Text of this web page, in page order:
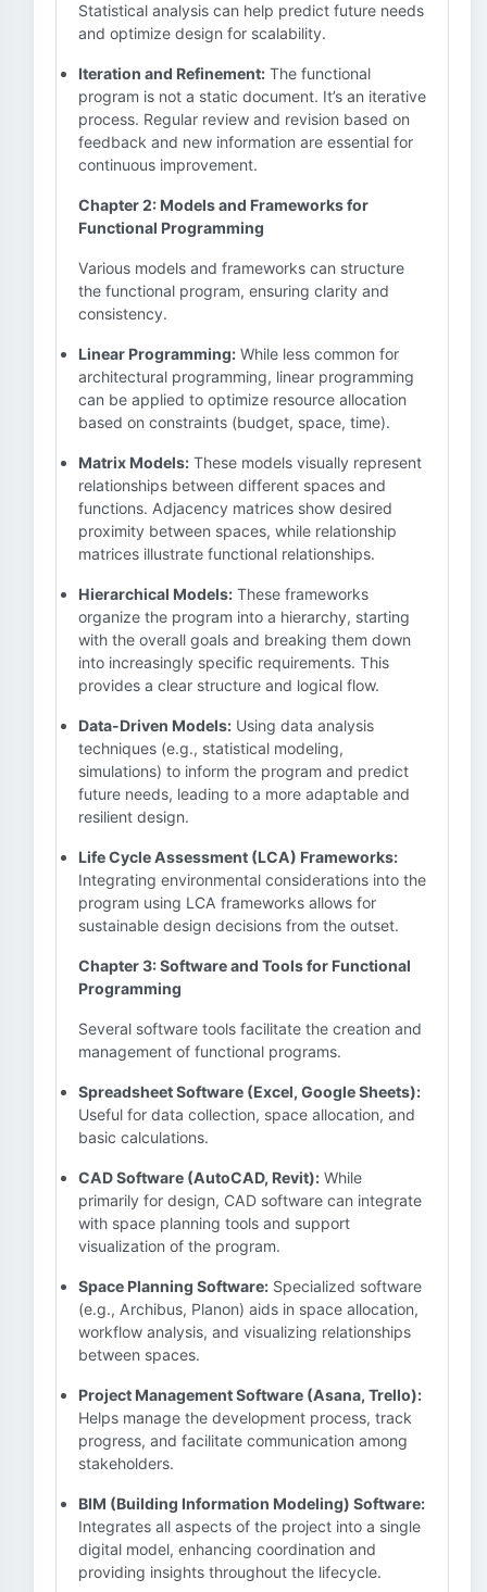
Statistical analysis can help predict future needs
and optimize design for scalability.
Iteration and Refinement: The functional
program is not a static document. It’s an iterative
process. Regular review and revision based on
feedback and new information are essential for
continuous improvement.
Chapter 2: Models and Frameworks for
Functional Programming
Various models and frameworks can structure
the functional program, ensuring clarity and
consistency.
Linear Programming: While less common for
architectural programming, linear programming
can be applied to optimize resource allocation
based on constraints (budget, space, time).
Matrix Models: These models visually represent
relationships between different spaces and
functions. Adjacency matrices show desired
proximity between spaces, while relationship
matrices illustrate functional relationships.
Hierarchical Models: These frameworks
organize the program into a hierarchy, starting
with the overall goals and breaking them down
into increasingly specific requirements. This
provides a clear structure and logical flow.
Data-Driven Models: Using data analysis
techniques (e.g., statistical modeling,
simulations) to inform the program and predict
future needs, leading to a more adaptable and
resilient design.
Life Cycle Assessment (LCA) Frameworks:
Integrating environmental considerations into the
program using LCA frameworks allows for
sustainable design decisions from the outset.
Chapter 3: Software and Tools for Functional
Programming
Several software tools facilitate the creation and
management of functional programs.
Spreadsheet Software (Excel, Google Sheets):
Useful for data collection, space allocation, and
basic calculations.
CAD Software (AutoCAD, Revit): While
primarily for design, CAD software can integrate
with space planning tools and support
visualization of the program.
Space Planning Software: Specialized software
(e.g., Archibus, Planon) aids in space allocation,
workflow analysis, and visualizing relationships
between spaces.
Project Management Software (Asana, Trello):
Helps manage the development process, track
progress, and facilitate communication among
stakeholders.
BIM (Building Information Modeling) Software:
Integrates all aspects of the project into a single
digital model, enhancing coordination and
providing insights throughout the lifecycle.